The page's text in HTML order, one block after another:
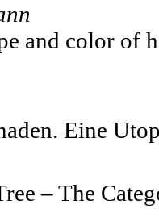
and color
Eine
– The